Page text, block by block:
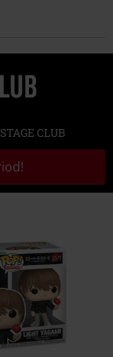
CLUB